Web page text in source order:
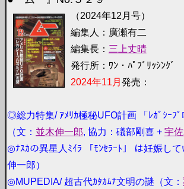
（2024年12月号）
編集人：廣瀬有二
編集長： 三上丈晴
発行所：ﾜﾝ・ﾊﾟﾌﾞﾘｯｼﾝｸﾞ
2024年11月 発売：
◎総力特集/ ｱﾒﾘｶ極秘UFO計画 「ﾚｶﾞｼｰﾌﾟ
（文： 並木伸一郎, 協力：礒部剛喜 + 宇
◎ﾅｽｶの異星人ﾐｲﾗ 「ﾓﾝｾﾗｰﾄ」 は妊娠し
伸一郎）
◎MUPEDIA/ 超古代ｶﾀｶﾑﾅ文明の謎（文：